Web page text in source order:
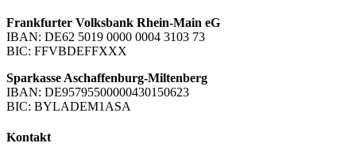
Frankfurter Volksbank Rhein-Main eG
IBAN: DE62 5019 0000 0004 3103 73
BIC: FFVBDEFFXXX
Sparkasse Aschaffenburg-Miltenberg
IBAN: DE95795500000430150623
BIC: BYLADEM1ASA
Kontakt